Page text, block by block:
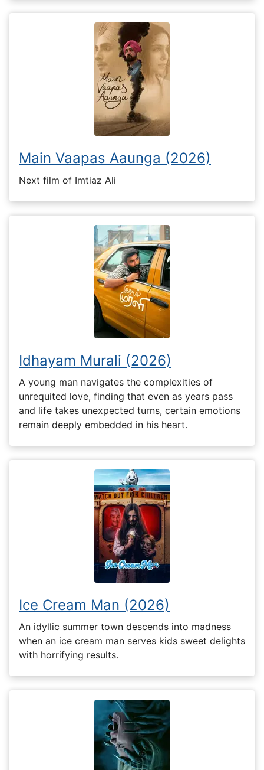
Main Vaapas Aaunga (2026)
Next film of Imtiaz Ali
Idhayam Murali (2026)
A young man navigates the complexities of
unrequited love, finding that even as years pass
and life takes unexpected turns, certain emotions
remain deeply embedded in his heart.
Ice Cream Man (2026)
An idyllic summer town descends into madness
when an ice cream man serves kids sweet delights
with horrifying results.